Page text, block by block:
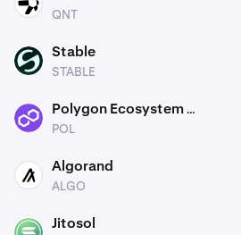
QNT
QNT
STABLE Stable
STABLE
POL
Polygon Ecosystem Token
POL
ALGO Algorand
ALGO
JITOSOL Jitosol